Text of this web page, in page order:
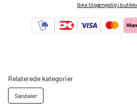
Ikke tilgængelig i
Relaterede kategorier
Sandaler